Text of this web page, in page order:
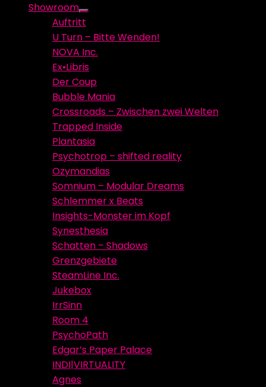
Showroom
Show
sub
menu
Auftritt
U Turn – Bitte Wenden!
NOVA Inc.
Ex•Libris
Der Coup
Bubble Mania
Crossroads – Zwischen zwei Welten
Trapped Inside
Plantasia
Psychotrop – shifted reality
Ozymandias
Somnium – Modular Dreams
Schlemmer x Beats
Insights-Monster im Kopf
Synesthesia
Schatten – Shadows
Grenzgebiete
SteamLine Inc.
Jukebox
IrrSinn
Room 4
PsychoPath
Edgar’s Paper Palace
INDI|VIRTUALITY
Agnes